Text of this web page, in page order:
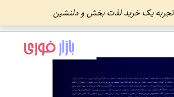
- تجربه یک خرید لذت بخش و دلنشین